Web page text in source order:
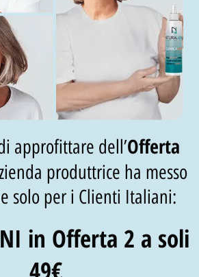
approfittare dell’Offerta
produttrice ha messo
solo per i Clienti Italiani:
in Offerta 2 a soli